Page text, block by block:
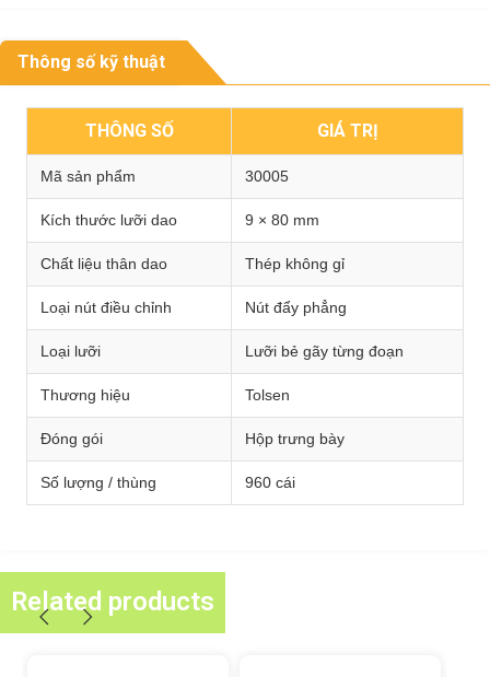
Thông số kỹ thuật
THÔNG SỐ GIÁ TRỊ
Mã sản phẩm 30005
Kích thước lưỡi dao 9 × 80 mm
Chất liệu thân dao Thép không gỉ
Loại nút điều chỉnh Nút đẩy phẳng
Loại lưỡi Lưỡi bẻ gãy từng đoạn
Thương hiệu Tolsen
Đóng gói Hộp trưng bày
Số lượng / thùng 960 cái
Related products